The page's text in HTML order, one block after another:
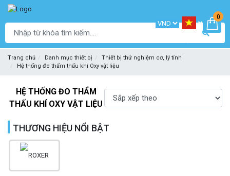
0
Trang chủ Danh mục thiết bị
Thiết bị thử nghiệm cơ, lý tính
Hệ thống đo thẩm thấu khí Oxy vật liệu
HỆ THỐNG ĐO THẨM
THẤU KHÍ OXY VẬT LIỆU
THƯƠNG HIỆU NỔI BẬT